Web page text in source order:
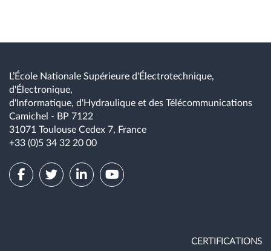
L’École Nationale Supérieure d'Électrotechnique,
d'Électronique,
d'Informatique, d'Hydraulique et des Télécommunications
Camichel - BP 7122
31071 Toulouse Cedex 7, France
+33 (0)5 34 32 20 00
CERTIFICATIONS